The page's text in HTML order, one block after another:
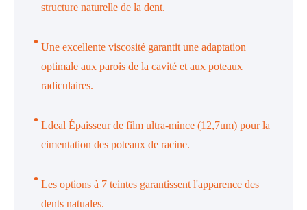
structure naturelle de la dent.
Une excellente viscosité garantit une adaptation
optimale aux parois de la cavité et aux poteaux
radiculaires.
Ldeal Épaisseur de film ultra-mince (12,7um) pour la
cimentation des poteaux de racine.
Les options à 7 teintes garantissent l'apparence des
dents natuales.